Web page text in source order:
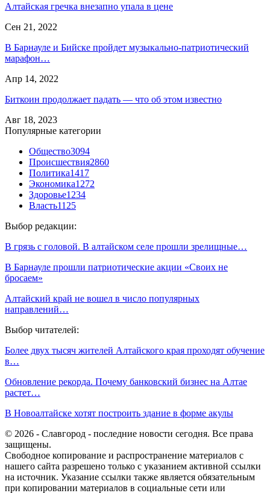
Алтайская гречка внезапно упала в цене
Сен 21, 2022
В Барнауле и Бийске пройдет музыкально-патриотический
марафон…
Апр 14, 2022
Биткоин продолжает падать — что об этом известно
Авг 18, 2023
Популярные категории
Общество3094
Происшествия2860
Политика1417
Экономика1272
Здоровье1234
Власть1125
Выбор редакции:
В грязь с головой. В алтайском селе прошли зрелищные…
В Барнауле прошли патриотические акции «Своих не
бросаем»
Алтайский край не вошел в число популярных
направлений…
Выбор читателей:
Более двух тысяч жителей Алтайского края проходят обучение
в…
Обновление рекорда. Почему банковский бизнес на Алтае
растет…
В Новоалтайске хотят построить здание в форме акулы
© 2026 - Славгород - последние новости сегодня. Все права
защищены.
Свободное копирование и распространение материалов с
нашего сайта разрешено только с указанием активной ссылки
на источник. Указание ссылки также является обязательным
при копировании материалов в социальные сети или